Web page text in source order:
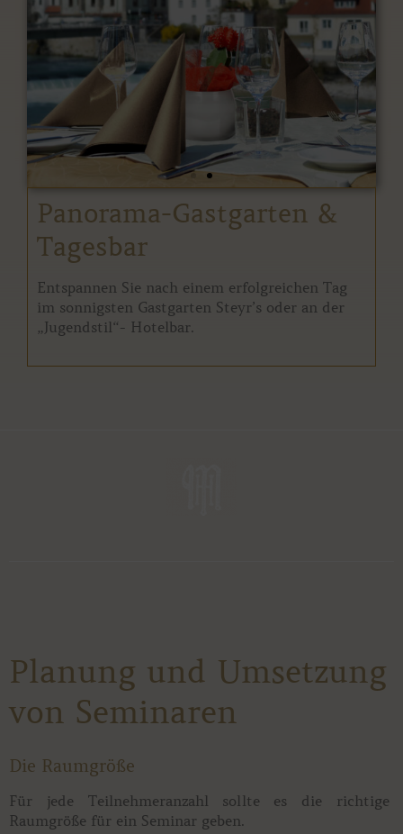
Panorama-Gastgarten &
Tagesbar
Entspannen Sie nach einem erfolgreichen Tag
im sonnigsten Gastgarten Steyr’s oder an der
„Jugendstil“- Hotelbar.
Planung und Umsetzung
von Seminaren
Die Raumgröße
Für jede Teilnehmeranzahl sollte es die richtige
Raumgröße für ein Seminar geben.